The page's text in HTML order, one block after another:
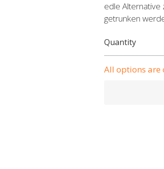
edle Alternative
getrunken
Quantity
All options are